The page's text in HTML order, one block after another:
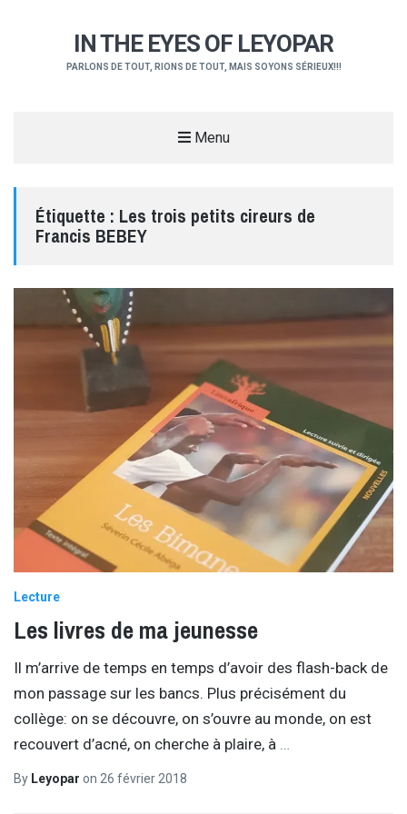
IN THE EYES OF LEYOPAR
PARLONS DE TOUT, RIONS DE TOUT, MAIS SOYONS SÉRIEUX!!!
Menu
Étiquette : Les trois petits cireurs de
Francis BEBEY
Lecture
Les livres de ma jeunesse
Il m’arrive de temps en temps d’avoir des flash-back de
mon passage sur les bancs. Plus précisément du
collège: on se découvre, on s’ouvre au monde, on est
recouvert d’acné, on cherche à plaire, à
By Leyopar on 26 février 2018